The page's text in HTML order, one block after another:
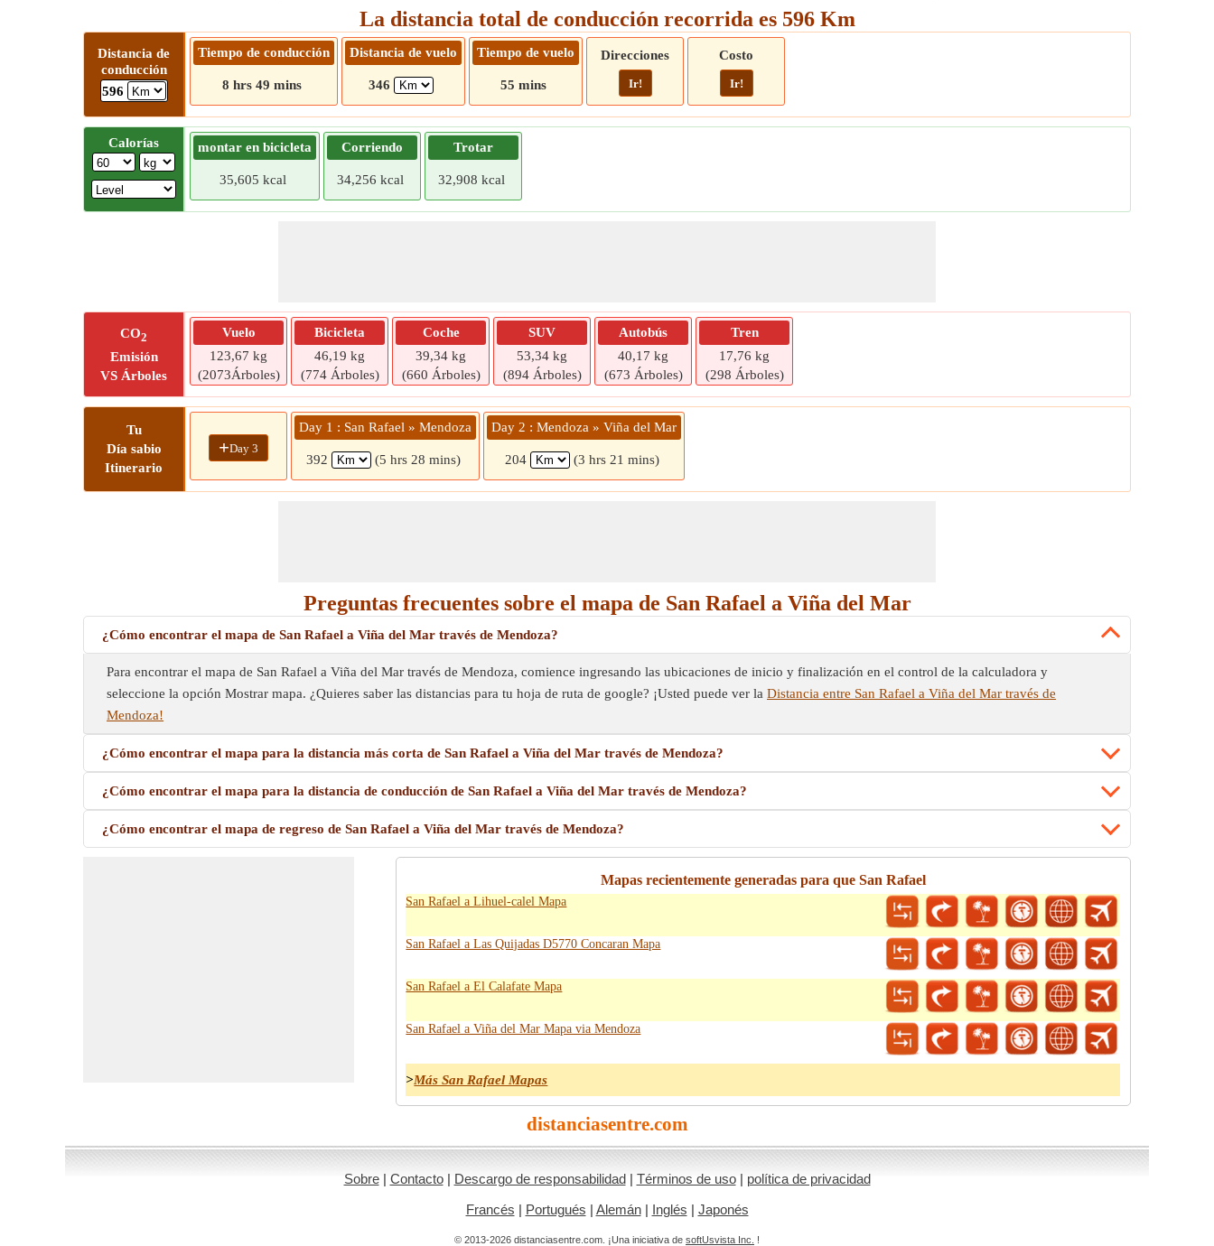
La distancia total de conducción recorrida es 596 Km
Distancia de
conducción
596
Tiempo de conducción
8 hrs 49 mins
Distancia de vuelo
346
Tiempo de vuelo
55 mins
Direcciones
Ir!
Costo
Ir!
Calorías montar en bicicleta
35,605 kcal
Corriendo
34,256 kcal
Trotar
32,908 kcal
CO2
Emisión
VS Árboles
Vuelo
123,67 kg
(2073Árboles)
Bicicleta
46,19 kg
(774 Árboles)
Coche
39,34 kg
(660 Árboles)
SUV
53,34 kg
(894 Árboles)
Autobús
40,17 kg
(673 Árboles)
Tren
17,76 kg
(298 Árboles)
Tu
Día sabio
Itinerario
+Day 3
Day 1 : San Rafael » Mendoza
392 (5 hrs 28 mins)
Day 2 : Mendoza » Viña del Mar
204 (3 hrs 21 mins)
Preguntas frecuentes sobre el mapa de San Rafael a Viña del Mar
¿Cómo encontrar el mapa de San Rafael a Viña del Mar través de Mendoza?
Para encontrar el mapa de San Rafael a Viña del Mar través de Mendoza, comience ingresando las ubicaciones de inicio y finalización en el control de la calculadora y
seleccione la opción Mostrar mapa. ¿Quieres saber las distancias para tu hoja de ruta de google? ¡Usted puede ver la Distancia entre San Rafael a Viña del Mar través de
Mendoza!
¿Cómo encontrar el mapa para la distancia más corta de San Rafael a Viña del Mar través de Mendoza?
¿Cómo encontrar el mapa para la distancia de conducción de San Rafael a Viña del Mar través de Mendoza?
¿Cómo encontrar el mapa de regreso de San Rafael a Viña del Mar través de Mendoza?
Mapas recientemente generadas para que San Rafael
San Rafael a Lihuel-calel Mapa
San Rafael a Las Quijadas D5770 Concaran Mapa
San Rafael a El Calafate Mapa
San Rafael a Viña del Mar Mapa via Mendoza
>Más San Rafael Mapas
distanciasentre.com
Sobre| Contacto| Descargo de responsabilidad| Términos de uso| política de privacidad
Francés | Portugués | Alemán| Inglés | Japonés
© 2013-2026 distanciasentre.com. ¡Una iniciativa de softUsvista Inc. !